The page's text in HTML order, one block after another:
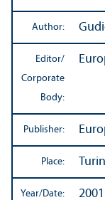
Author:
Editor/
Corporate
Body:
Publisher:
Place: Turin
Year/Date: 2001